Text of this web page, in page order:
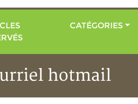
CATÉGORIES
hotmail